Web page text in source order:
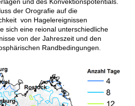
der Orografie auf die
von Hagelereignissen
sich eine reional unterschiedliche
von der Jahreszeit und den
Randbedingungen.